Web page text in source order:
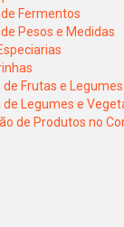
Fermentos
Pesos e Medidas
Frutas e Legumes
Legumes e
de Produtos no